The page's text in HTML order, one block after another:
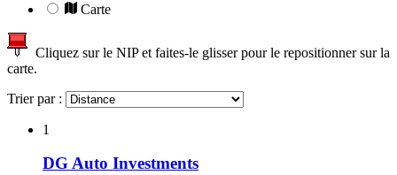
Carte
Cliquez sur le NIP et faites-le glisser pour le repositionner sur la
carte.
Trier par :
1
DG Auto Investments